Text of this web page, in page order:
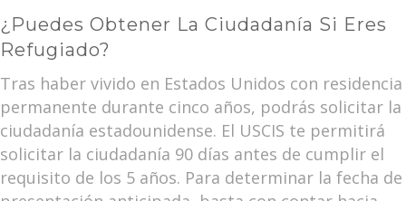
¿Puedes Obtener La Ciudadanía Si Eres
Refugiado?
Tras haber vivido en Estados Unidos con residencia
permanente durante cinco años, podrás solicitar la
ciudadanía estadounidense. El USCIS te permitirá
solicitar la ciudadanía 90 días antes de cumplir el
requisito de los 5 años. Para determinar la fecha de